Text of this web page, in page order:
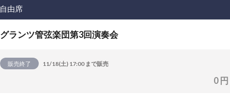
自由席
グランツ管弦楽団第3回演奏会
販売終了 11/18(土) 17:00 まで販売
0 円